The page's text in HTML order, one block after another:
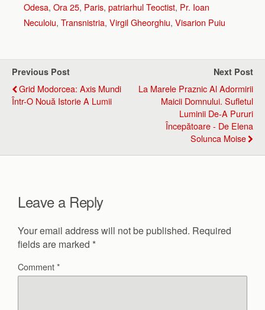
Odesa, Ora 25, Paris, patriarhul Teoctist, Pr. Ioan
Neculoiu, Transnistria, Virgil Gheorghiu, Visarion Puiu
Previous Post
Grid Modorcea: Axis Mundi
Într-O Nouă Istorie A Lumii
Next Post
La Marele Praznic Al Adormirii
Maicii Domnului. Sufletul
Luminii De-A Pururi
Începătoare - De Elena
Solunca Moise
Leave a Reply
Your email address will not be published. Required
fields are marked *
Comment*